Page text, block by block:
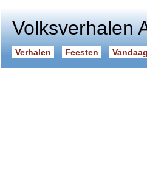
Volksverhalen
Verhalen Feesten